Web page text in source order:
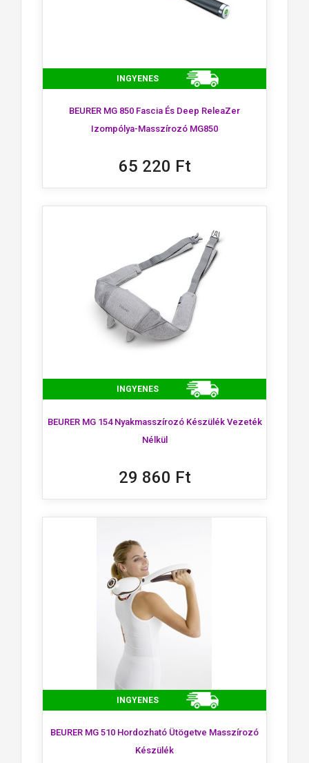
INGYENES
BEURER MG 850 Fascia És Deep ReleaZer
Izompólya-Masszírozó MG850
65 220 Ft
INGYENES
BEURER MG 154 Nyakmasszírozó Készülék Vezeték
Nélkül
29 860 Ft
INGYENES
BEURER MG 510 Hordozható Ütögetve Masszírozó
Készülék